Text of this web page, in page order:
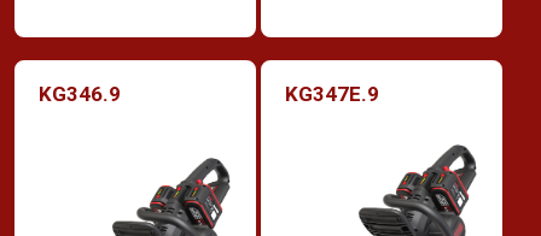
KG346.9 KG347E.9